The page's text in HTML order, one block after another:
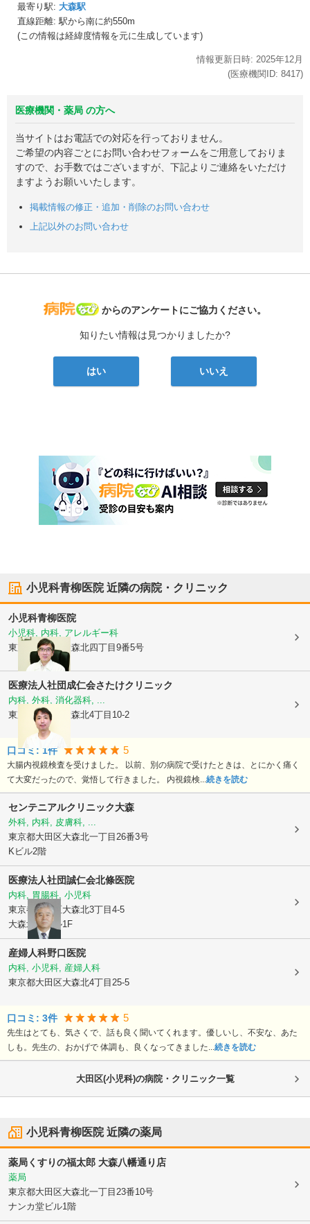
最寄り駅: 大森駅
直線距離: 駅から南に約550m
(この情報は経緯度情報を元に生成しています)
情報更新日時: 2025年12月
(医療機関ID: 8417)
医療機関・薬局 の方へ
当サイトはお電話での対応を行っておりません。
ご希望の内容ごとにお問い合わせフォームをご用意しておりま
すので、お手数ではございますが、下記よりご連絡をいただけ
ますようお願いいたします。
掲載情報の修正・追加・削除のお問い合わせ
上記以外のお問い合わせ
病院なび
からのアンケートにご協力ください。
知りたい情報は見つかりましたか?
はい いいえ
小児科青柳医院近隣の病院・クリニック
小児科青柳医院
小児科, 内科, アレルギー科
東京都大田区
大森北四丁目9番5号
医療法人社団成仁会さたけクリニック
内科, 外科, 消化器科, ...
東京都大田区
大森北4丁目10-2
口コミ: 1件 5
大腸内視鏡検査を受けました。 以前、別の病院で受けたときは、とにかく痛く
て大変だったので、覚悟して行きました。 内視鏡検...続きを読む
センテニアルクリニック大森
外科, 内科, 皮膚科, ...
東京都大田区大森北一丁目26番3号
Kビル2階
医療法人社団誠仁会北條医院
内科, 胃腸科, 小児科
東京都大田区大森北3丁目4-5
大森北誠ビル1F
産婦人科野口医院
内科, 小児科, 産婦人科
東京都大田区大森北4丁目25-5
口コミ: 3件 5
先生はとても、気さくで、話も良く聞いてくれます。優しいし、不安な、あた
しも。先生の、おかげで 体調も、良くなってきました...続きを読む
大田区(小児科)の病院・クリニック一覧
小児科青柳医院近隣の薬局
薬局くすりの福太郎 大森八幡通り店
薬局
東京都大田区大森北一丁目23番10号
ナンカ堂ビル1階